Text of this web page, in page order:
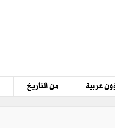
عربية من التاريخ